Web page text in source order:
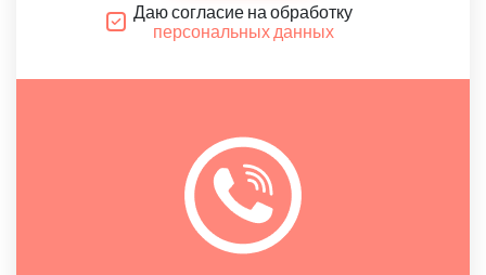
Даю согласие на обработку
персональных данных